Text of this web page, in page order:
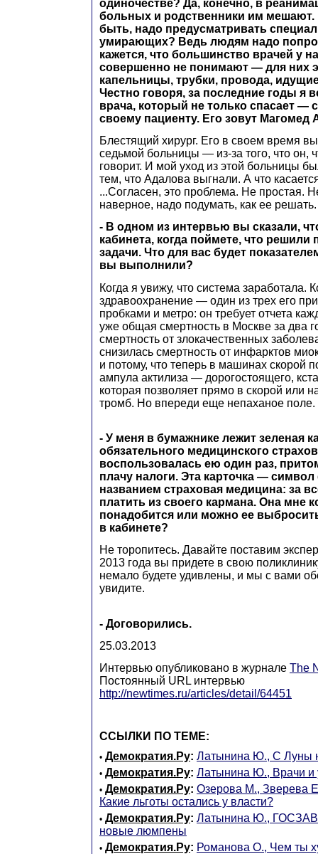
одиночестве? Да, конечно, в
больных и родственники им мешают.
быть, надо предусматривать
умирающих? Ведь людям надо
кажется, что большинство врачей у
совершенно не понимают — для них
капельницы, трубки, провода,
Честно говоря, за последние годы я
врача, который не только спасает —
своему пациенту. Его зовут Магомед
Блестящий хирург. Его в своем время
седьмой больницы — из-за того, что он,
говорит. И мой уход из этой больницы
тем, что Адалова выгнали. А что
...Согласен, это проблема. Не простая.
наверное, надо подумать, как ее решать.
- В одном из интервью вы сказали,
кабинета, когда поймете, что решили
задачи. Что для вас будет
вы выполнили?
Когда я увижу, что система заработала.
здравоохранение — один из трех его
пробками и метро: он требует отчета
уже общая смертность в Москве за два
смертность от злокачественных
снизилась смертность от инфарктов
и потому, что теперь в машинах скорой
ампула актилиза — дорогостоящего,
которая позволяет прямо в скорой или
тромб. Но впереди еще непаханое поле.
- У меня в бумажнике лежит зеленая
обязательного медицинского
воспользовалась ею один раз,
плачу налоги. Эта карточка —
названием страховая медицина: за
платить из своего кармана. Она мне
понадобится или можно ее
в кабинете?
Не торопитесь. Давайте поставим
2013 года вы придете в свою
немало будете удивлены, и мы с вами
увидите.
- Договорились.
25.03.2013
Интервью опубликовано в журнале The
Постоянный URL интервью
http://newtimes.ru/articles/detail/64451
ССЫЛКИ ПО ТЕМЕ:
• Демократия.Ру: Латынина Ю., С Луны
• Демократия.Ру: Латынина Ю., Врачи и
• Демократия.Ру: Озерова М., Зверева
Какие льготы остались у власти?
• Демократия.Ру: Латынина Ю.,
новые люмпены
• Демократия.Ру: Романова О., Чем ты